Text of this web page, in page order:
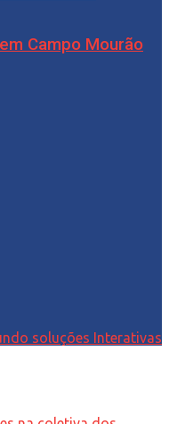
Campo Mourão
soluções Interativas